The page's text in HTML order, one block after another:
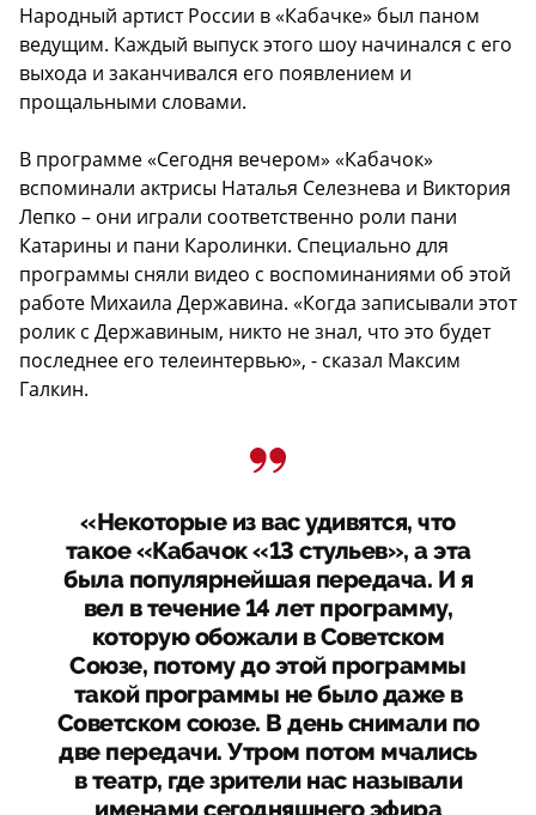
Народный артист России в «Кабачке» был паном
ведущим. Каждый выпуск этого шоу начинался с его
выхода и заканчивался его появлением и
прощальными словами.
В программе «Сегодня вечером» «Кабачок»
вспоминали актрисы Наталья Селезнева и Виктория
Лепко – они играли соответственно роли пани
Катарины и пани Каролинки. Специально для
программы сняли видео с воспоминаниями об этой
работе Михаила Державина. «Когда записывали этот
ролик с Державиным, никто не знал, что это будет
последнее его телеинтервью», - сказал Максим
Галкин.
«Некоторые из вас удивятся, что
такое «Кабачок «13 стульев», а эта
была популярнейшая передача. И я
вел в течение 14 лет программу,
которую обожали в Советском
Союзе, потому до этой программы
такой программы не было даже в
Советском союзе. В день снимали по
две передачи. Утром потом мчались
в театр, где зрители нас называли
именами сегодняшнего эфира